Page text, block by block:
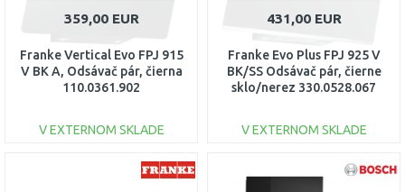
359,00 EUR
Franke Vertical Evo FPJ 915
V BK A, Odsávač pár, čierna
110.0361.902
V EXTERNOM SKLADE
DO KOŠÍKA
431,00 EUR
Franke Evo Plus FPJ 925 V
BK/SS Odsávač pár, čierne
sklo/nerez 330.0528.067
V EXTERNOM SKLADE
DO KOŠÍKA